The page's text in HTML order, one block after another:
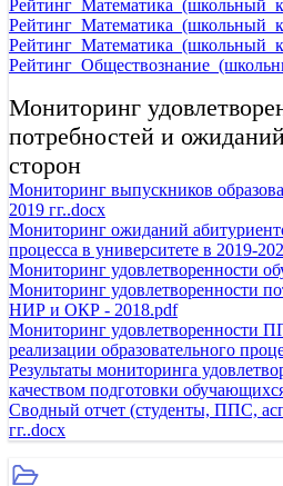
Мониторинг
потребностей и
сторон
Мониторинг выпускников
2019 гг..docx
Мониторинг ожиданий
процесса в университете в 2019-
Мониторинг удовлетворенности
Мониторинг удовлетворенности
НИР и ОКР - 2018.pdf
Мониторинг удовлетворенности
реализации образовательного
Результаты мониторинга
качеством подготовки
Сводный отчет (студенты, ППС,
гг..docx